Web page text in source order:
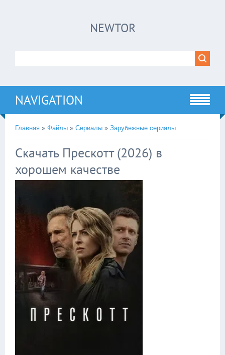
NEWTOR
NAVIGATION
Главная » Файлы » Сериалы » Зарубежные сериалы
Скачать Прескотт (2026) в
хорошем качестве
!!!Если Вы с телефона сперва нажмите на